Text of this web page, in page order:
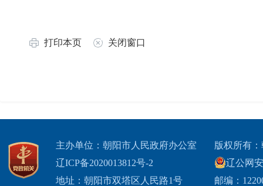
打印本页 关闭窗口
主办单位：朝阳市人民政府办公室
辽ICP备2020013812号-2
地址：朝阳市双塔区人民路1号
版权所有
辽公网
邮编：